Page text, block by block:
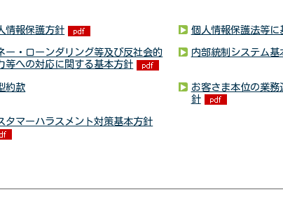
情報保護方針 個人情報保護法等に
ー・ローンダリング等及び反社会的
等への対応に関する基本方針
内部統制システム基
約款
お客さま本位の業
針
タマーハラスメント対策基本方針